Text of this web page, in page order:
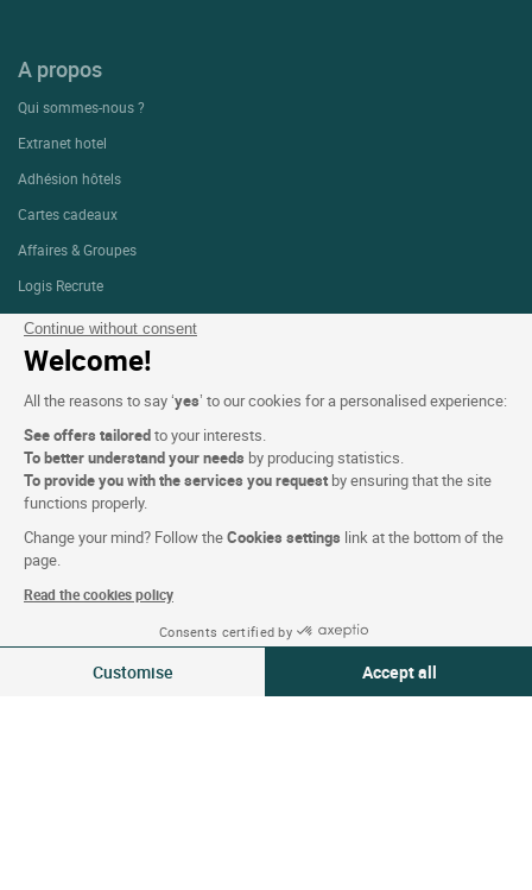
Continue without consent
Welcome!
All the reasons to say ‘yes’ to our cookies for a personalised experience:
See offers tailoredto your interests.
To better understand your needs by producing statistics.
To provide you with the services you request by ensuring that the site
functions properly.
Change your mind? Follow theCookies settings link at the bottom of the
page.
Read the cookies policy
Consents certified by
Customise Accept all
09-10 Aoû 2026
2 voyageurs | 1 chambre
A propos
Qui sommes-nous ?
Extranet hotel
Adhésion hôtels
Cartes cadeaux
Affaires & Groupes
Logis Recrute
Média-Presse
Conditions du site
Mentions légales
Données Personnelles (RGPD)
Paramétrage des cookies
CGV